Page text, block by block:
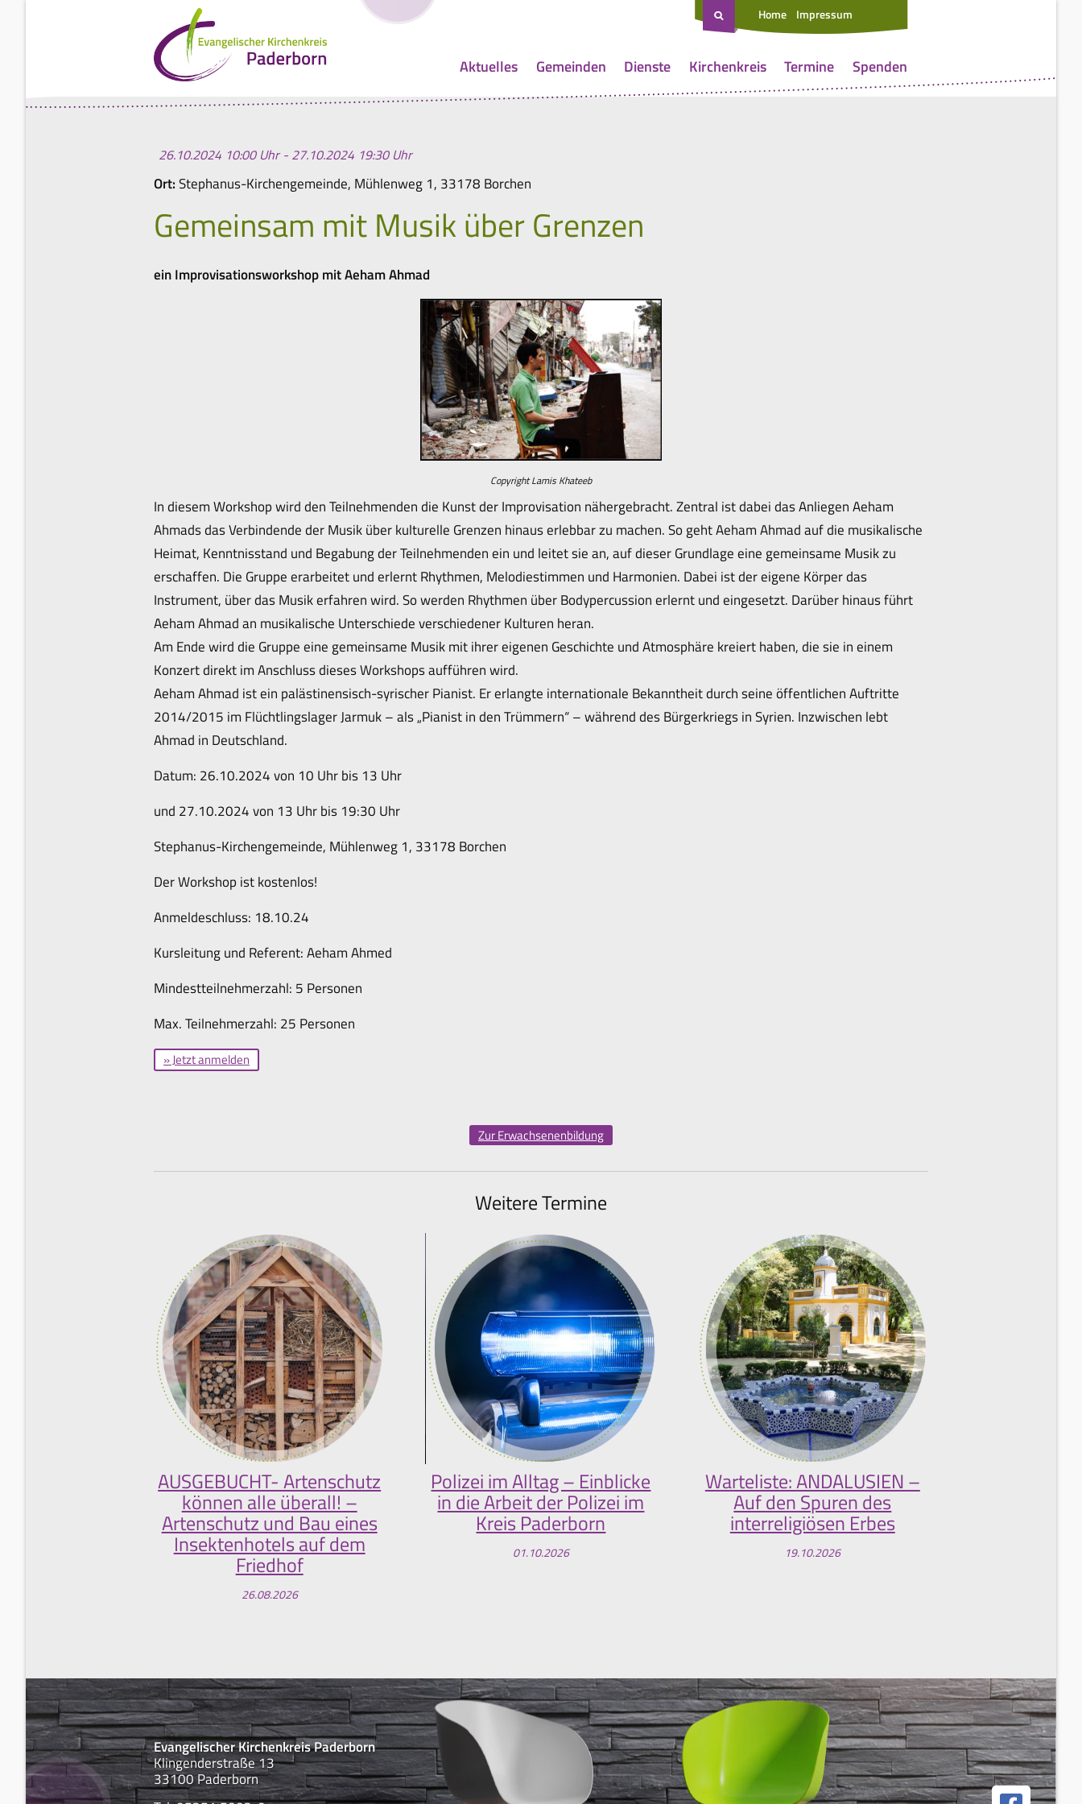
Home Impressum
Aktuelles Gemeinden Dienste Kirchenkreis Termine Spenden
26.10.2024 10:00 Uhr - 27.10.2024 19:30 Uhr
Ort:Stephanus-Kirchengemeinde, Mühlenweg 1, 33178 Borchen
Gemeinsam mit Musik über Grenzen
ein Improvisationsworkshop mit Aeham Ahmad
Copyright Lamis Khateeb
In diesem Workshop wird den Teilnehmenden die Kunst der Improvisation nähergebracht. Zentral ist dabei das Anliegen Aeham
Ahmads das Verbindende der Musik über kulturelle Grenzen hinaus erlebbar zu machen. So geht Aeham Ahmad auf die musikalische
Heimat, Kenntnisstand und Begabung der Teilnehmenden ein und leitet sie an, auf dieser Grundlage eine gemeinsame Musik zu
erschaffen. Die Gruppe erarbeitet und erlernt Rhythmen, Melodiestimmen und Harmonien. Dabei ist der eigene Körper das
Instrument, über das Musik erfahren wird. So werden Rhythmen über Bodypercussion erlernt und eingesetzt. Darüber hinaus führt
Aeham Ahmad an musikalische Unterschiede verschiedener Kulturen heran.
Am Ende wird die Gruppe eine gemeinsame Musik mit ihrer eigenen Geschichte und Atmosphäre kreiert haben, die sie in einem
Konzert direkt im Anschluss dieses Workshops aufführen wird.
Aeham Ahmad ist ein palästinensisch-syrischer Pianist. Er erlangte internationale Bekanntheit durch seine öffentlichen Auftritte
2014/2015 im Flüchtlingslager Jarmuk – als „Pianist in den Trümmern“ – während des Bürgerkriegs in Syrien. Inzwischen lebt
Ahmad in Deutschland.
Datum: 26.10.2024 von 10 Uhr bis 13 Uhr
und 27.10.2024 von 13 Uhr bis 19:30 Uhr
Stephanus-Kirchengemeinde, Mühlenweg 1, 33178 Borchen
Der Workshop ist kostenlos!
Anmeldeschluss: 18.10.24
Kursleitung und Referent: Aeham Ahmed
Mindestteilnehmerzahl: 5 Personen
Max. Teilnehmerzahl: 25 Personen
» Jetzt anmelden
Zur Erwachsenenbildung
Weitere Termine
AUSGEBUCHT- Artenschutz
können alle überall! –
Artenschutz und Bau eines
Insektenhotels auf dem
Friedhof
26.08.2026
Polizei im Alltag – Einblicke
in die Arbeit der Polizei im
Kreis Paderborn
01.10.2026
Warteliste: ANDALUSIEN –
Auf den Spuren des
interreligiösen Erbes
19.10.2026
Evangelischer Kirchenkreis Paderborn
Klingenderstraße 13
33100 Paderborn